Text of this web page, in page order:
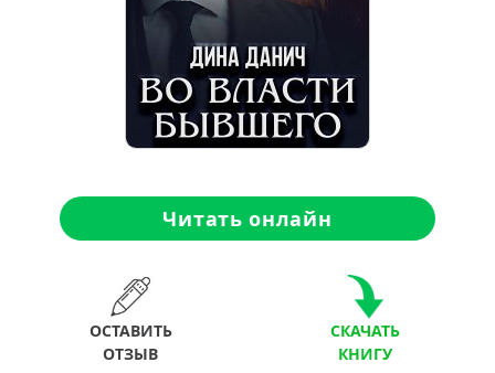
Читать онлайн
ОСТАВИТЬ
ОТЗЫВ
СКАЧАТЬ
КНИГУ